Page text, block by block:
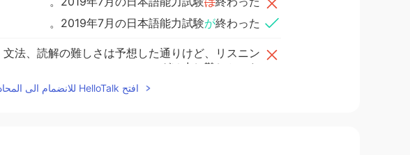
2019年7月の日本語能力試験が終わった。
法、読解の難しさは予想した通りけど、リスニン
グは少し難しかった。
法、読解の難しさは予想した通り
افتح HelloTalk للانضمام الى المحادثة